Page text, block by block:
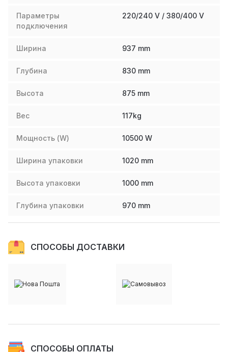
Параметры
подключения
220/240 V / 380/400 V
Ширина 937 mm
Глубина 830 mm
Высота 875 mm
Вес 117kg
Мощность (W) 10500 W
Ширина упаковки 1020 mm
Высота упаковки 1000 mm
Глубина упаковки 970 mm
СПОСОБЫ ДОСТАВКИ
СПОСОБЫ ОПЛАТЫ